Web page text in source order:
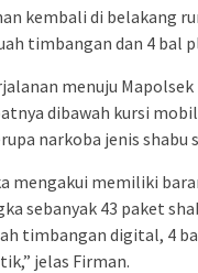
kembali di belakang
timbangan dan 4 bal
menuju Mapolsek
dibawah kursi
narkoba jenis shabu
mengakui memiliki
sebanyak 43 paket
timbangan digital, 4
jelas Firman.